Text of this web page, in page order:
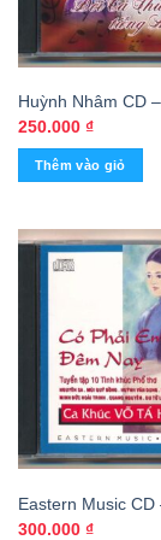
Huỳnh Nhâm CD
CảThiên Thu
250.000 ₫
Thêm vào giỏ
Eastern Music CD
Võ Tá Hân 8 – Có
300.000 ₫